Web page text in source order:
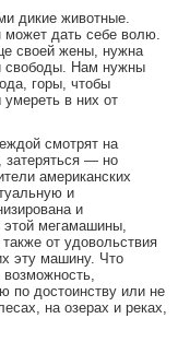
дикие животные.
может дать себе волю.
своей жены, нужна
свободы. Нам нужны
горы, чтобы
в них от
смотрят на
затеряться — но
американских
и
и
этой мегамашины,
от удовольствия
эту машину. Что
по достоинству или не
на озерах и реках,